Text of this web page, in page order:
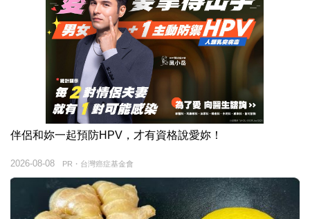
伴侶和妳一起預防HPV，才有資格說愛妳！
PR・台灣癌症基金會
2026-08-08